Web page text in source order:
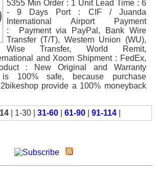
5355 Min Order : 1 Unit Lead Time : 6
- 9 Days Port : CIF / Juanda
International Airport Payment
: Payment via PayPal, Bank Wire
Transfer (T/T), Western Union (WU),
Wise Transfer, World Remit,
and Xoom Shipment : FedEx,
: New Original and Warranty
is 100% safe, because purchase
provide a 100% moneyback
| 1-30 | 31-60 61-90 91-114